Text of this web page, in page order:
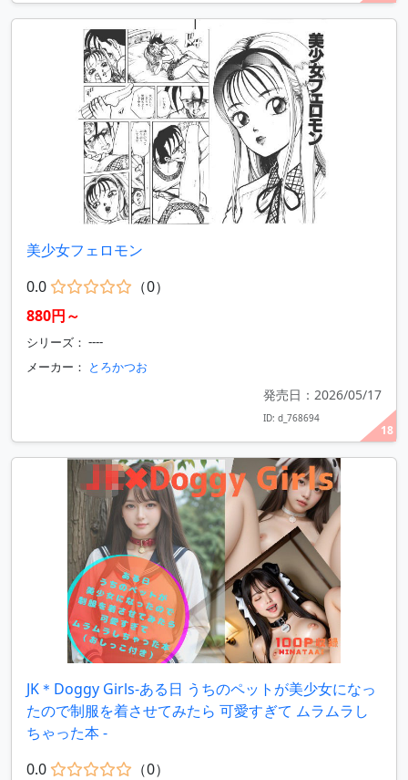
18
美少女フェロモン
0.0
（0）
880円～
シリーズ： ----
メーカー： とろかつお
発売日：2026/05/17
ID: d_768694
JK＊Doggy Girls-ある日 うちのペットが美少女になっ
たので制服を着させてみたら 可愛すぎて ムラムラし
ちゃった本 -
0.0
（0）